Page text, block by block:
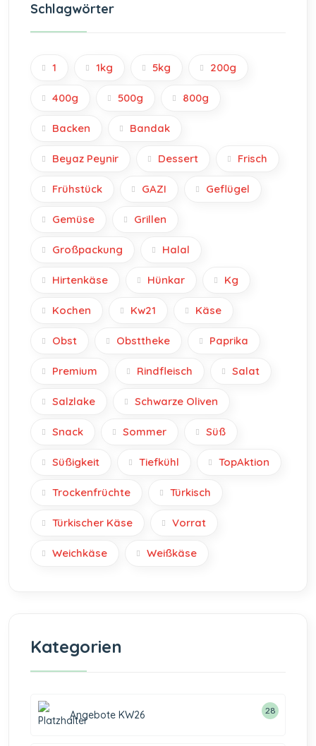
Schlagwörter
1 1kg 5kg 200g
400g 500g 800g
Backen Bandak
Beyaz Peynir Dessert Frisch
Frühstück GAZI Geflügel
Gemüse Grillen
Großpackung Halal
Hirtenkäse Hünkar Kg
Kochen Kw21 Käse
Obst Obsttheke Paprika
Premium Rindfleisch Salat
Salzlake Schwarze Oliven
Snack Sommer Süß
Süßigkeit Tiefkühl TopAktion
Trockenfrüchte Türkisch
Türkischer Käse Vorrat
Weichkäse Weißkäse
Kategorien
Angebote KW26 28